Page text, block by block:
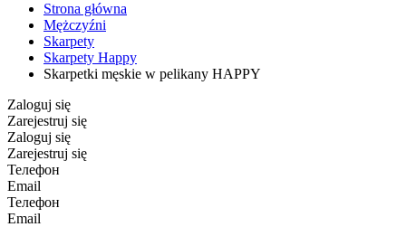
Strona główna
Mężczyźni
Skarpety
Skarpety Happy
Skarpetki męskie w pelikany HAPPY
Zaloguj się
Zarejestruj się
Zaloguj się
Zarejestruj się
Телефон
Email
Телефон
Email